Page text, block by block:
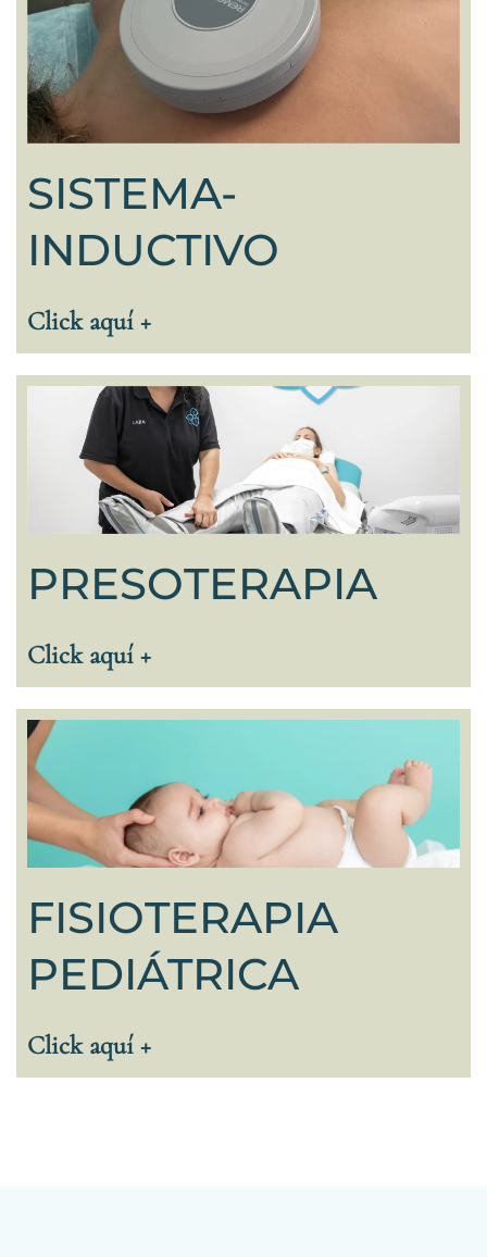
SISTEMA-
INDUCTIVO
Click aquí +
PRESOTERAPIA
Click aquí +
FISIOTERAPIA
PEDIÁTRICA
Click aquí +